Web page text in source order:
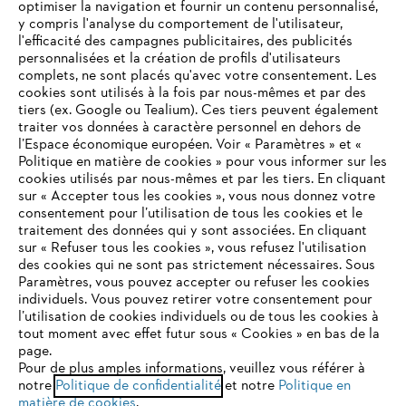
L'Entreprise
STIHL FAQ
Contact
Politique de protection des données
Mentions légales Utilisation des cookies
VOTRE NAVIGATEUR INTERNET
N'EST PLUS PRIS EN CHARGE
Vous utilisez un navigateur Internet que nous ne prenons plus
en charge, et certaines fonctionnalités de notre site ne
peuvent fonctionner correctement. Pour une utilisation
optimale de notre site, nous vous recommandons de passer à
l'un des navigateurs suivants :
optimiser la navigation et fournir un contenu personnalisé,
y compris l'analyse du comportement de l'utilisateur,
l'efficacité des campagnes publicitaires, des publicités
personnalisées et la création de profils d'utilisateurs
complets, ne sont placés qu'avec votre consentement. Les
cookies sont utilisés à la fois par nous-mêmes et par des
tiers (ex. Google ou Tealium). Ces tiers peuvent également
traiter vos données à caractère personnel en dehors de
l’Espace économique européen. Voir « Paramètres » et «
Politique en matière de cookies » pour vous informer sur les
cookies utilisés par nous-mêmes et par les tiers. En cliquant
sur « Accepter tous les cookies », vous nous donnez votre
consentement pour l’utilisation de tous les cookies et le
traitement des données qui y sont associées. En cliquant
sur « Refuser tous les cookies », vous refusez l'utilisation
des cookies qui ne sont pas strictement nécessaires. Sous
Paramètres, vous pouvez accepter ou refuser les cookies
individuels. Vous pouvez retirer votre consentement pour
l’utilisation de cookies individuels ou de tous les cookies à
tout moment avec effet futur sous « Cookies » en bas de la
page.
Pour de plus amples informations, veuillez vous référer à
notre Politique de confidentialitéet notre Politique en